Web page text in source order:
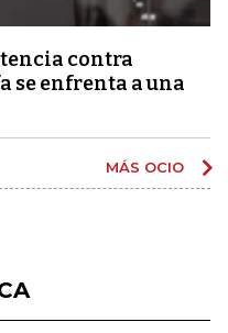
contra
enfrenta a una
MÁS OCIO